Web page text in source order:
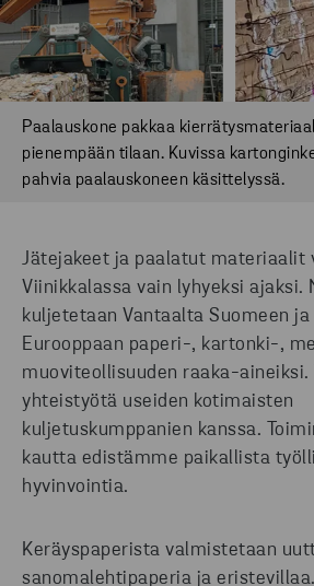
Paalauskone pakkaa
pienempään tilaan. Kuvissa
pahvia paalauskoneen käsittelyssä.
Jätejakeet ja paalatut materiaalit
Viinikkalassa vain lyhyeksi ajaksi.
kuljetetaan Vantaalta Suomeen ja
Eurooppaan paperi-, kartonki-,
muoviteollisuuden raaka-aineiksi.
yhteistyötä useiden kotimaisten
kuljetuskumppanien kanssa.
kautta edistämme paikallista
hyvinvointia.
Keräyspaperista valmistetaan
sanomalehtipaperia ja